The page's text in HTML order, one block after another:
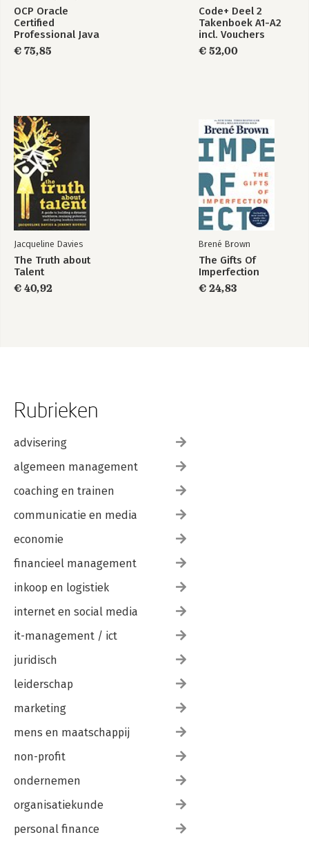
Dankbetuiging
Noten
Register
OCP Oracle
Certified
Professional Java
SE 21 Developer
Study Guide: Exam
€ 75,85
Code+ Deel 2
Takenboek A1-A2
incl. Vouchers
€ 52,00
Jacqueline Davies
The Truth about
Talent
€ 40,92
Brené Brown
The Gifts Of
Imperfection
€ 24,83
Rubrieken
advisering
algemeen management
coaching en trainen
communicatie en media
economie
financieel management
inkoop en logistiek
internet en social media
it-management / ict
juridisch
leiderschap
marketing
mens en maatschappij
non-profit
ondernemen
organisatiekunde
personal finance